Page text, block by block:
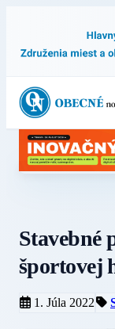
Stavebné
športovej
1. Júla 2022